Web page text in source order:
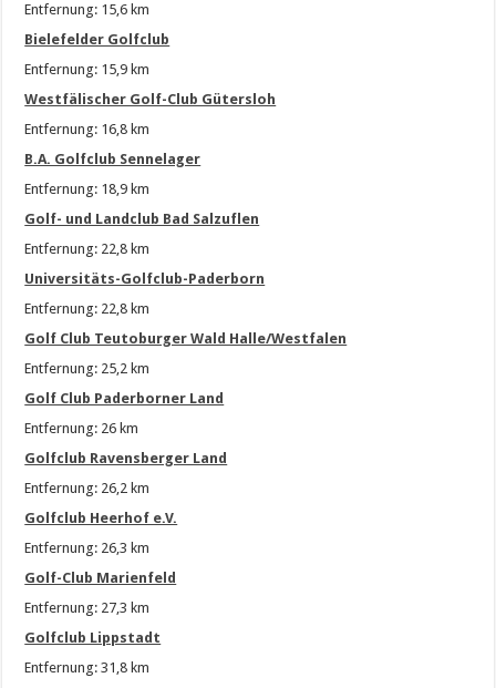
Entfernung: 15,6 km
Bielefelder Golfclub
Entfernung: 15,9 km
Westfälischer Golf-Club Gütersloh
Entfernung: 16,8 km
B.A. Golfclub Sennelager
Entfernung: 18,9 km
Golf- und Landclub Bad Salzuflen
Entfernung: 22,8 km
Universitäts-Golfclub-Paderborn
Entfernung: 22,8 km
Golf Club Teutoburger Wald Halle/Westfalen
Entfernung: 25,2 km
Golf Club Paderborner Land
Entfernung: 26 km
Golfclub Ravensberger Land
Entfernung: 26,2 km
Golfclub Heerhof e.V.
Entfernung: 26,3 km
Golf-Club Marienfeld
Entfernung: 27,3 km
Golfclub Lippstadt
Entfernung: 31,8 km